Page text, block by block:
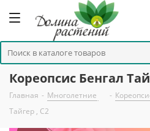
Кореопсис Бенгал
Главная - Многолетние -
Тайгер , C2